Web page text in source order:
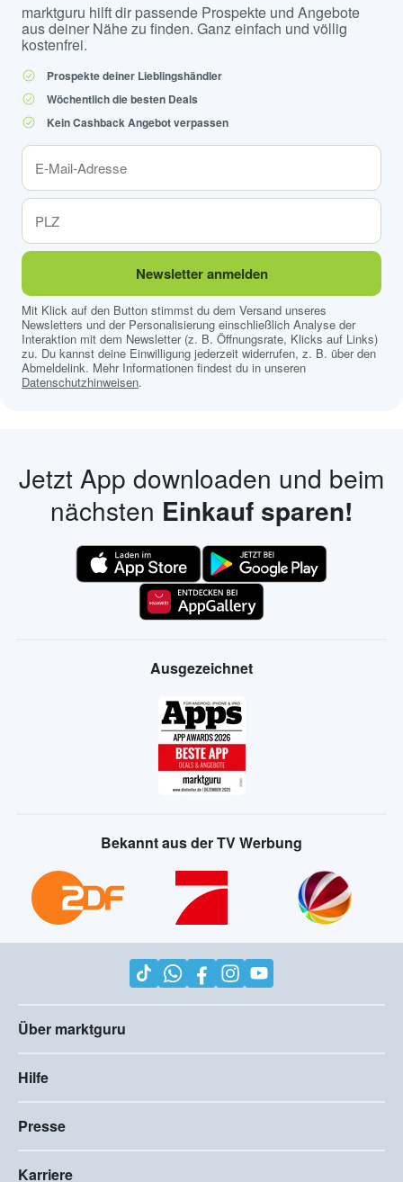
marktguru hilft dir passende Prospekte und Angebote
aus deiner Nähe zu finden. Ganz einfach und völlig
kostenfrei.
Prospekte deiner Lieblingshändler
Wöchentlich die besten Deals
Kein Cashback Angebot verpassen
Newsletter anmelden
Mit Klick auf den Button stimmst du dem Versand unseres
Newsletters und der Personalisierung einschließlich Analyse der
Interaktion mit dem Newsletter (z. B. Öffnungsrate, Klicks auf Links)
zu. Du kannst deine Einwilligung jederzeit widerrufen, z. B. über den
Abmeldelink. Mehr Informationen findest du in unseren
Datenschutzhinweisen.
Jetzt App downloaden und beim
nächsten Einkauf sparen!
Ausgezeichnet
Bekannt aus der TV Werbung
Über marktguru
Hilfe
Presse
Karriere